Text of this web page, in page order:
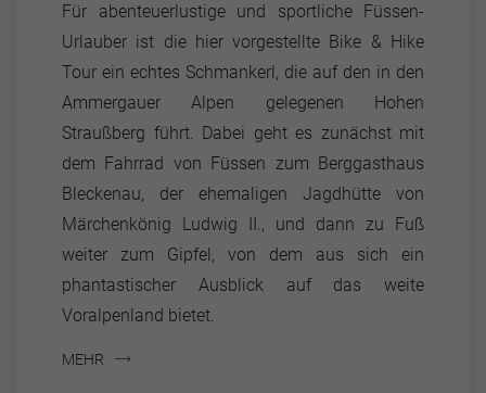
Für abenteuerlustige und sportliche Füssen-
Urlauber ist die hier vorgestellte Bike & Hike
Tour ein echtes Schmankerl, die auf den in den
Ammergauer Alpen gelegenen Hohen
Straußberg führt. Dabei geht es zunächst mit
dem Fahrrad von Füssen zum Berggasthaus
Bleckenau, der ehemaligen Jagdhütte von
Märchenkönig Ludwig II., und dann zu Fuß
weiter zum Gipfel, von dem aus sich ein
phantastischer Ausblick auf das weite
Voralpenland bietet.
MEHR